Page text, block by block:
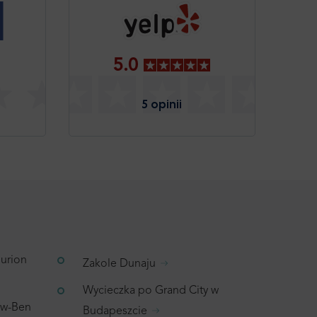
5.0
5 opinii
Ben
Zakole Dunaju
Wycieczka po Grand City w
Budapeszcie